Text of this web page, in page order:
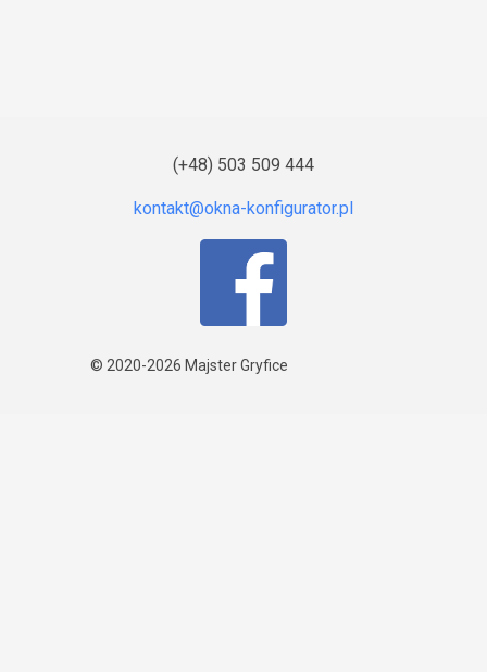
(+48) 503 509 444
© 2020-2026 Majster Gryfice